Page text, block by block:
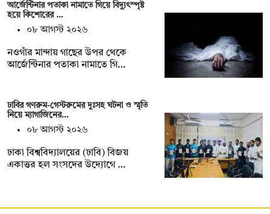
আর্জেন্টিনার পতাকা নামাতে গিয়ে বিদ্যুৎস্পৃষ্ট
হয়ে কিশোরের …
০৮ আগস্ট ২০২৬
নওগাঁর মান্দায় গাছের উপর থেকে
আর্জেন্টিনার পতাকা নামাতে গি…
ঢাবির গণরুম-গেস্টরুমের দুঃসহ ঘটনা ও স্মৃতি
নিয়ে ম্যাগাজিনের…
০৮ আগস্ট ২০২৬
ঢাকা বিশ্ববিদ্যালয়ের (ঢাবি) বিজয়
একাত্তর হল সংসদের উদ্যোগে …